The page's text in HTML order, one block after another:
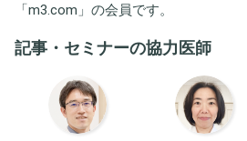
「m3.com 」の会員です。
記事・セミナーの協力医師